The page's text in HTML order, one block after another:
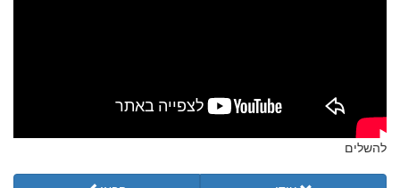
להשלים